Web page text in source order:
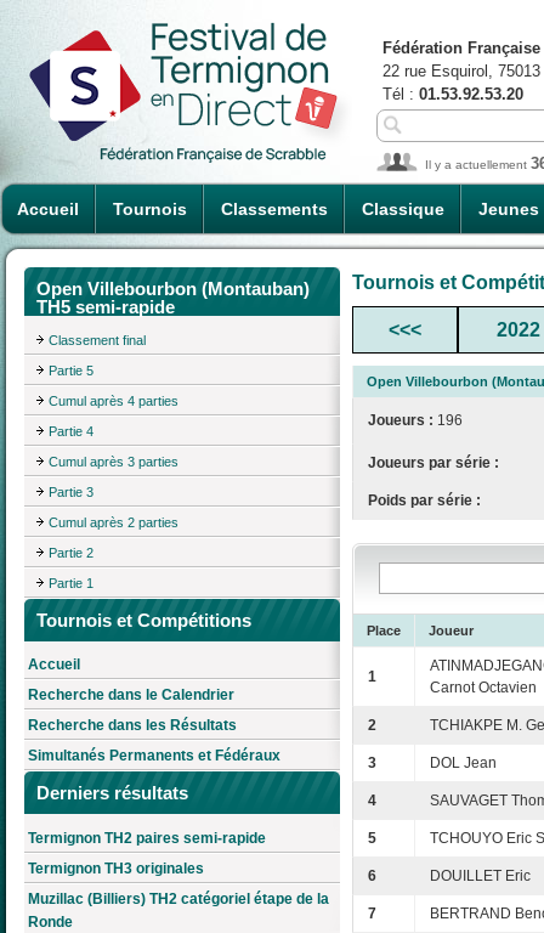
Accueil Tournois Classements Classique Jeunes
Fédération
22 rue Esquirol,
Tél : 01.53.92.53.20
Il y a actuellement
Open Villebourbon (Montauban)
TH5 semi-rapide
Classement final
Partie 5
Cumul après 4 parties
Partie 4
Cumul après 3 parties
Partie 3
Cumul après 2 parties
Partie 2
Partie 1
Tournois et Compétitions
Accueil
Recherche dans le Calendrier
Recherche dans les Résultats
Simultanés Permanents et Fédéraux
Derniers résultats
Termignon TH2 paires semi-rapide
Termignon TH3 originales
Muzillac (Billiers) TH2 catégoriel étape de la
Ronde
Tournois et
<<< 2022
Open Villebourbon
Joueurs : 196
Joueurs par série :
Poids par série :
Place Joueur
1
Carnot Octavien
2 TCHIAKPE M.
3 DOL Jean
4 SAUVAGET
5 TCHOUYO Eric
6 DOUILLET Eric
7 BERTRAND